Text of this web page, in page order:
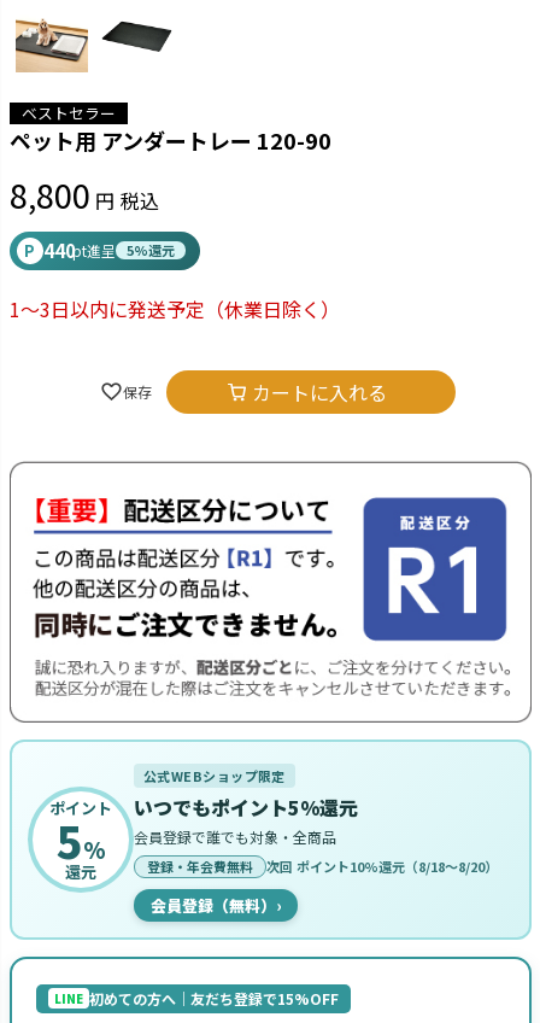
ベストセラー
ペット用 アンダートレー 120-90
8,800 税込
P 440pt進呈 5%還元
1～3日以内に発送予定 （休業日除く）
カートに入れる
ポイント
5%
還元
公式WEBショップ限定
いつでもポイント5%還元
会員登録で誰でも対象・全商品
登録・年会費無料 次回 ポイント10%還元（8/18〜8/20）
会員登録（無料） ›
LINE 初めての方へ｜友だち登録で15%OFF